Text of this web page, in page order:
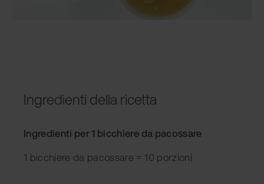
Ingredienti della ricetta
Ingredienti per 1 bicchiere da pacossare
1 bicchiere da pacossare = 10 porzioni